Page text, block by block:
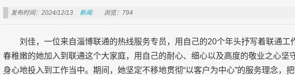
发布时间：2024/12/13 新闻 浏览：794
刘佳，一位来自淄博联通的热线服务专员，用自己的20个年头抒写着联通工
春稚嫩的她加入到联通这个大家庭，用自己的耐心、细心以及高度的敬业之心坚
身心地投入到工作当中。期间，她坚定不移地贯彻“以客户为中心”的服务理念，把